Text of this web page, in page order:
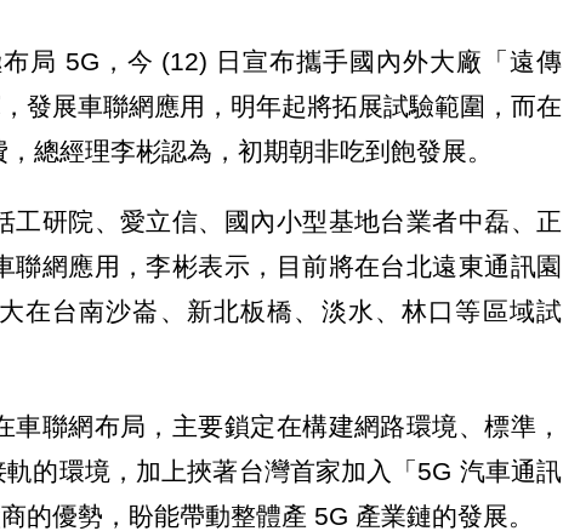
局 5G，今 (12) 日宣布攜手國內外大廠「遠傳
發展車聯網應用，明年起將拓展試驗範圍，而在
總經理李彬認為，初期朝非吃到飽發展。
工研院、愛立信、國內小型基地台業者中磊、正
聯網應用，李彬表示，目前將在台北遠東通訊園
在台南沙崙、新北板橋、淡水、林口等區域試
車聯網布局，主要鎖定在構建網路環境、標準，
的環境，加上挾著台灣首家加入「5G 汽車通訊
的優勢，盼能帶動整體產 5G 產業鏈的發展。